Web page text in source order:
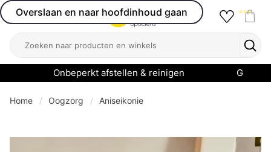
Overslaan en naar hoofdinhoud gaan
Open menu
Zoeken
Onbeperkt afstellen & reinigen
Home Oogzorg Aniseikonie